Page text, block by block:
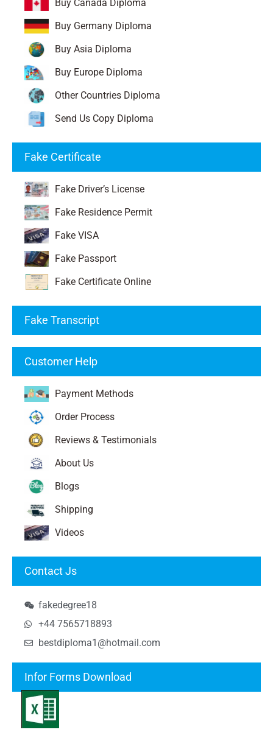
Buy Canada Diploma
Buy Germany Diploma
Buy Asia Diploma
Buy Europe Diploma
Other Countries Diploma
Send Us Copy Diploma
Fake Certificate
Fake Driver’s License
Fake Residence Permit
Fake VISA
Fake Passport
Fake Certificate Online
Fake Transcript
Customer Help
Payment Methods
Order Process
Reviews & Testimonials
About Us
Blogs
Shipping
Videos
Contact Js
fakedegree18
+44 7565718893
bestdiploma1@hotmail.com
Infor Forms Download